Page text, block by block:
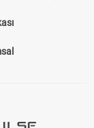
atların
Bizim